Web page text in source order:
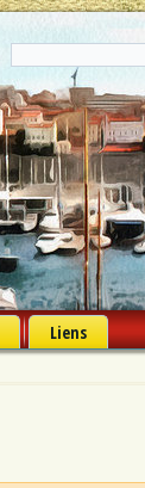
Liens